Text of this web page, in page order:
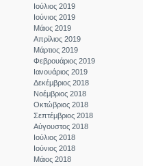
Ιούλιος 2019
Ιούνιος 2019
Μάιος 2019
Απρίλιος 2019
Μάρτιος 2019
Φεβρουάριος 2019
Ιανουάριος 2019
Δεκέμβριος 2018
Νοέμβριος 2018
Οκτώβριος 2018
Σεπτέμβριος 2018
Αύγουστος 2018
Ιούλιος 2018
Ιούνιος 2018
Μάιος 2018